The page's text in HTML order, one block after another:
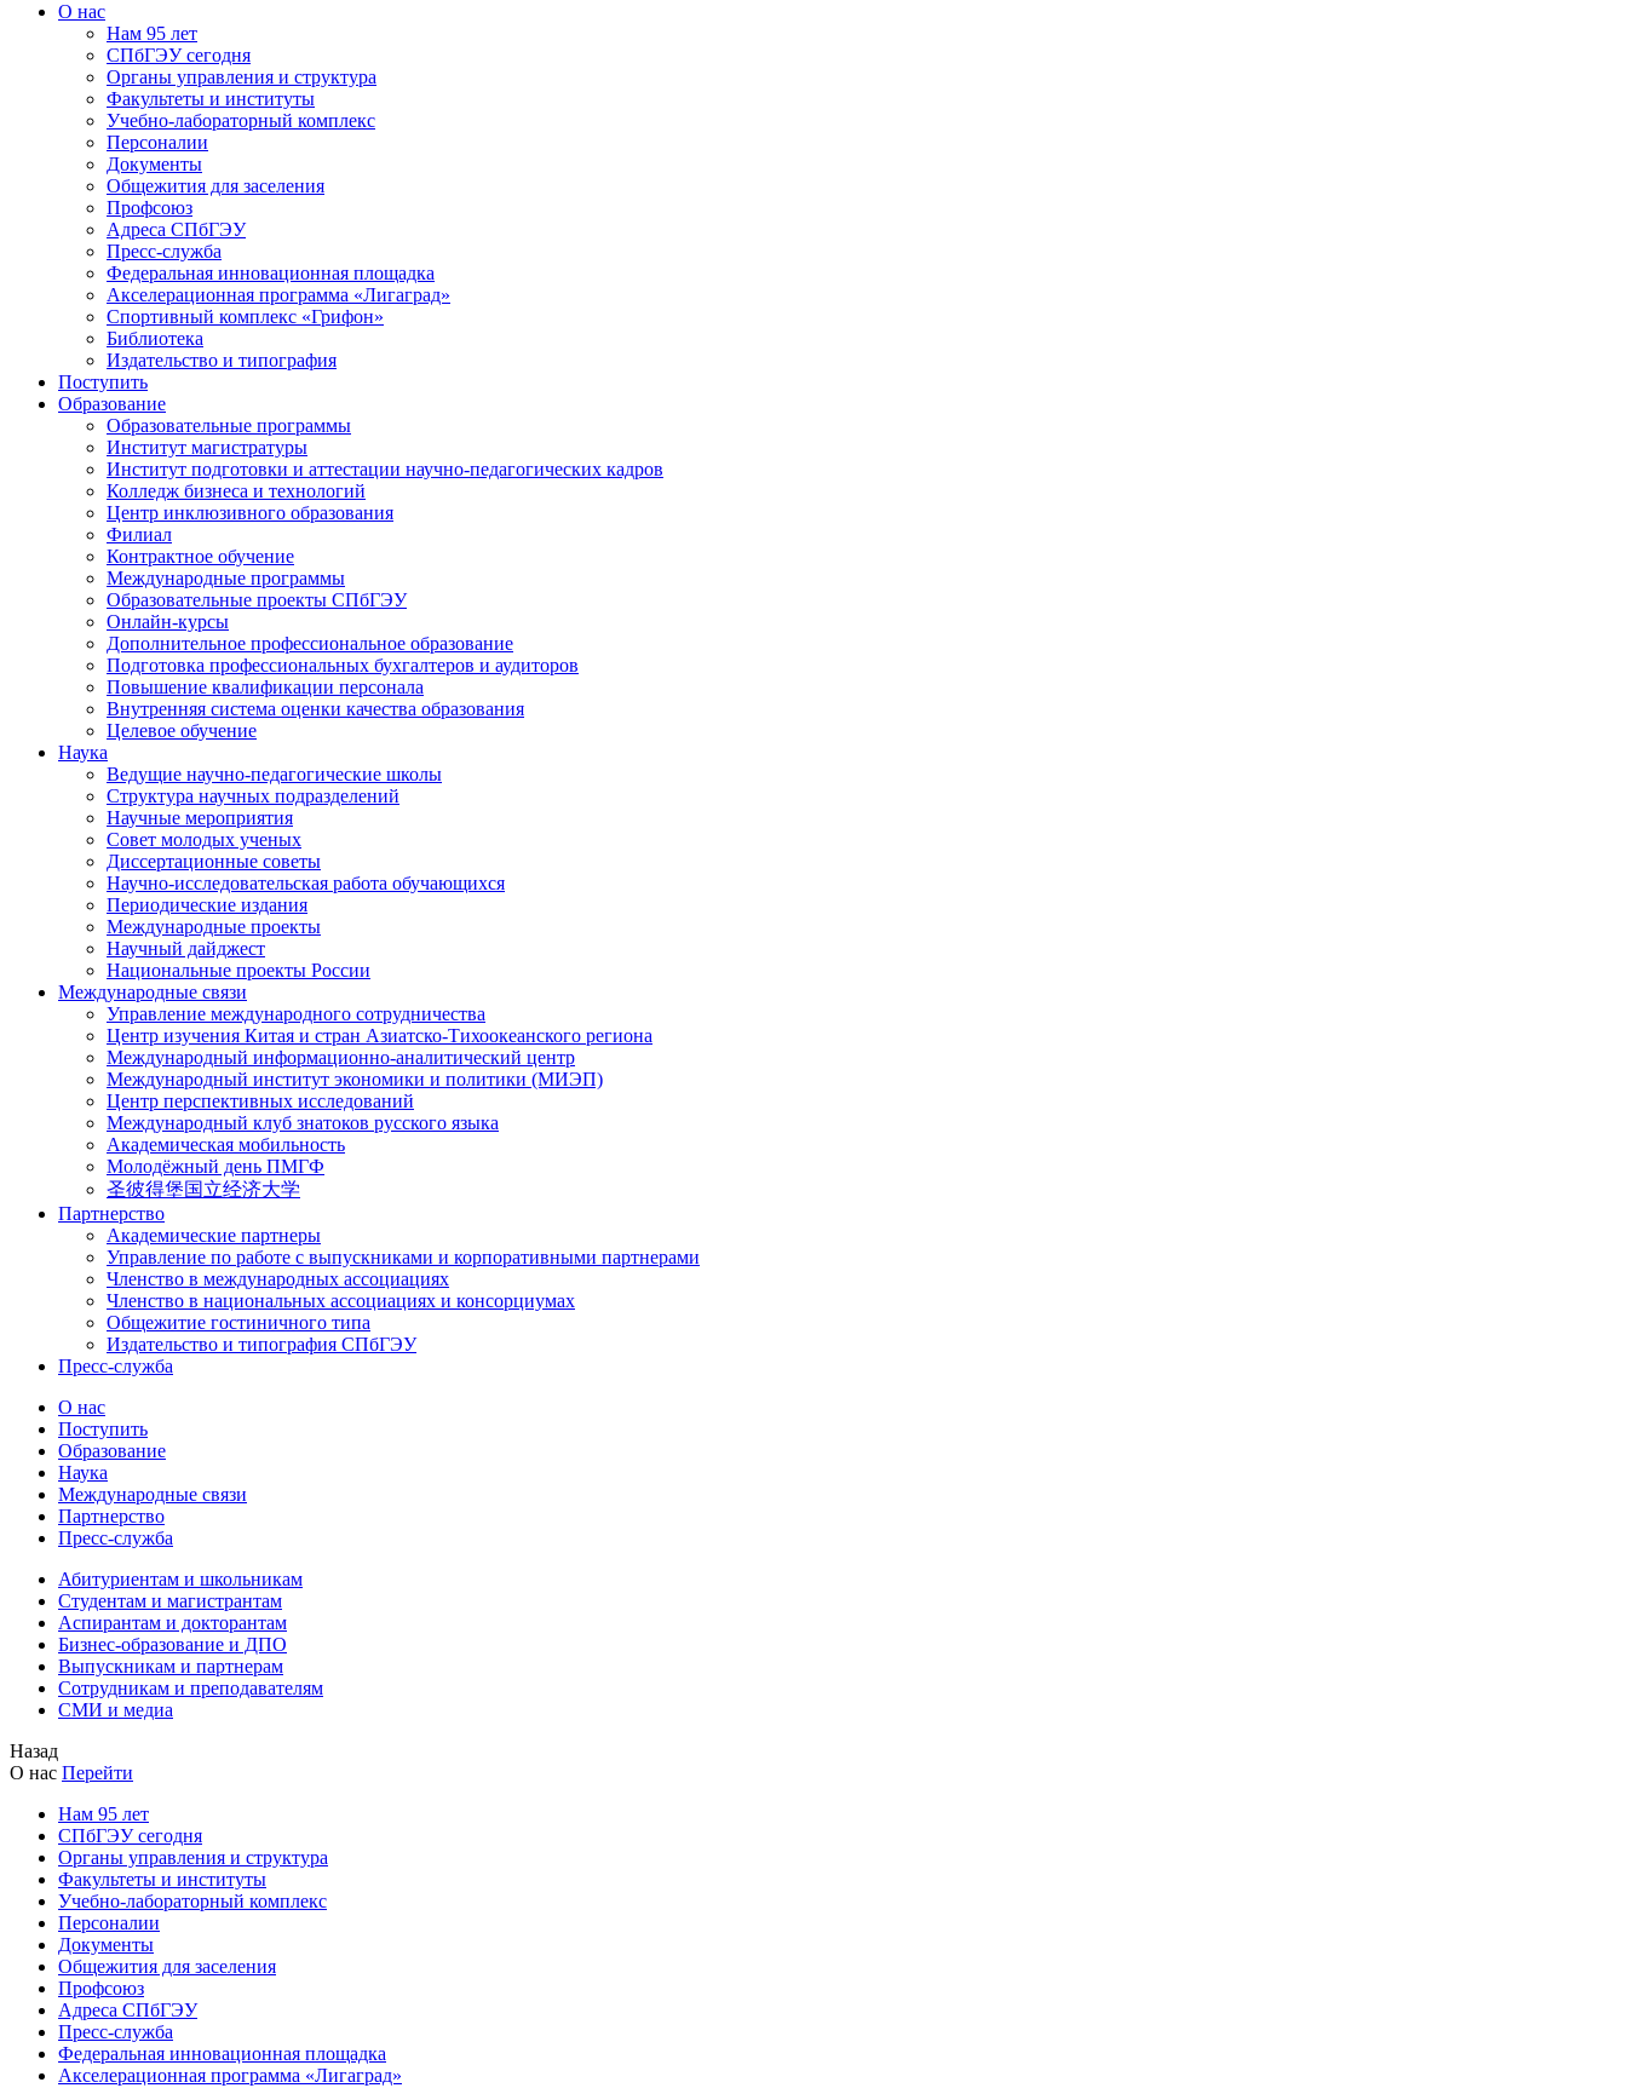
О нас
Нам 95 лет
СПбГЭУ сегодня
Органы управления и структура
Факультеты и институты
Учебно-лабораторный комплекс
Персоналии
Документы
Общежития для заселения
Профсоюз
Адреса СПбГЭУ
Пресс-служба
Федеральная инновационная площадка
Акселерационная программа «Лигаград»­­
Спортивный комплекс «Грифон»
Библиотека
Издательство и типография
Поступить
Образование
Образовательные программы
Институт магистратуры
Институт подготовки и аттестации научно-педагогических кадров
Колледж бизнеса и технологий
Центр инклюзивного образования
Филиал
Контрактное обучение
Международные программы
Образовательные проекты СПбГЭУ
Онлайн-курсы
Дополнительное профессиональное образование
Подготовка профессиональных бухгалтеров и аудиторов
Повышение квалификации персонала
Внутренняя система оценки качества образования
Целевое обучение
Наука
Ведущие научно-педагогические школы
Структура научных подразделений
Научные мероприятия
Совет молодых ученых
Диссертационные советы
Научно-исследовательская работа обучающихся
Периодические издания
Международные проекты
Научный дайджест
Национальные проекты России
Международные связи
Управление международного сотрудничества
Центр изучения Китая и стран Азиатско-Тихоокеанского региона
Международный информационно-аналитический центр
Международный институт экономики и политики (МИЭП)
Центр перспективных исследований
Международный клуб знатоков русского языка
Академическая мобильность
Молодёжный день ПМГФ
圣彼得堡国立经济大学
Партнерство
Академические партнеры
Управление по работе с выпускниками и корпоративными партнерами
Членство в международных ассоциациях
Членство в национальных ассоциациях и консорциумах
Общежитие гостиничного типа
Издательство и типография СПбГЭУ
Пресс-служба
О нас
Поступить
Образование
Наука
Международные связи
Партнерство
Пресс-служба
Абитуриентам и школьникам
Студентам и магистрантам
Аспирантам и докторантам
Бизнес-образование и ДПО
Выпускникам и партнерам
Сотрудникам и преподавателям
СМИ и медиа
Назад
О нас Перейти
Нам 95 лет
СПбГЭУ сегодня
Органы управления и структура
Факультеты и институты
Учебно-лабораторный комплекс
Персоналии
Документы
Общежития для заселения
Профсоюз
Адреса СПбГЭУ
Пресс-служба
Федеральная инновационная площадка
Акселерационная программа «Лигаград»­­